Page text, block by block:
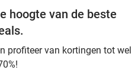
hoogte van de beste
profiteer van kortingen tot wel
der Valk hotel in Groningen
Douwe Egberts Café